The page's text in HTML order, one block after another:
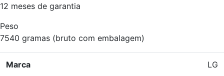
12 meses de garantia
Peso
7540 gramas (bruto com embalagem)
Marca LG